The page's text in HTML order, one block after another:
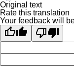
Original text
Rate this translation
Your feedback will